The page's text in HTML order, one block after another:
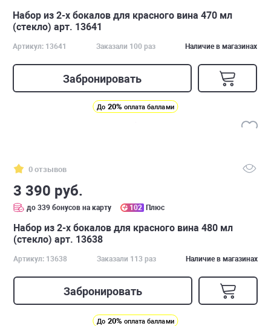
Набор из 2-х бокалов для красного вина 470 мл
(стекло) арт. 13641
Артикул: 13641 Заказали 100 раз Наличие в магазинах
Забронировать
До 20% оплата баллами
0 отзывов
3 390 руб.
до 339 бонусов на карту 102 Плюс
Набор из 2-х бокалов для красного вина 480 мл
(стекло) арт. 13638
Артикул: 13638 Заказали 113 раз Наличие в магазинах
Забронировать
До 20% оплата баллами